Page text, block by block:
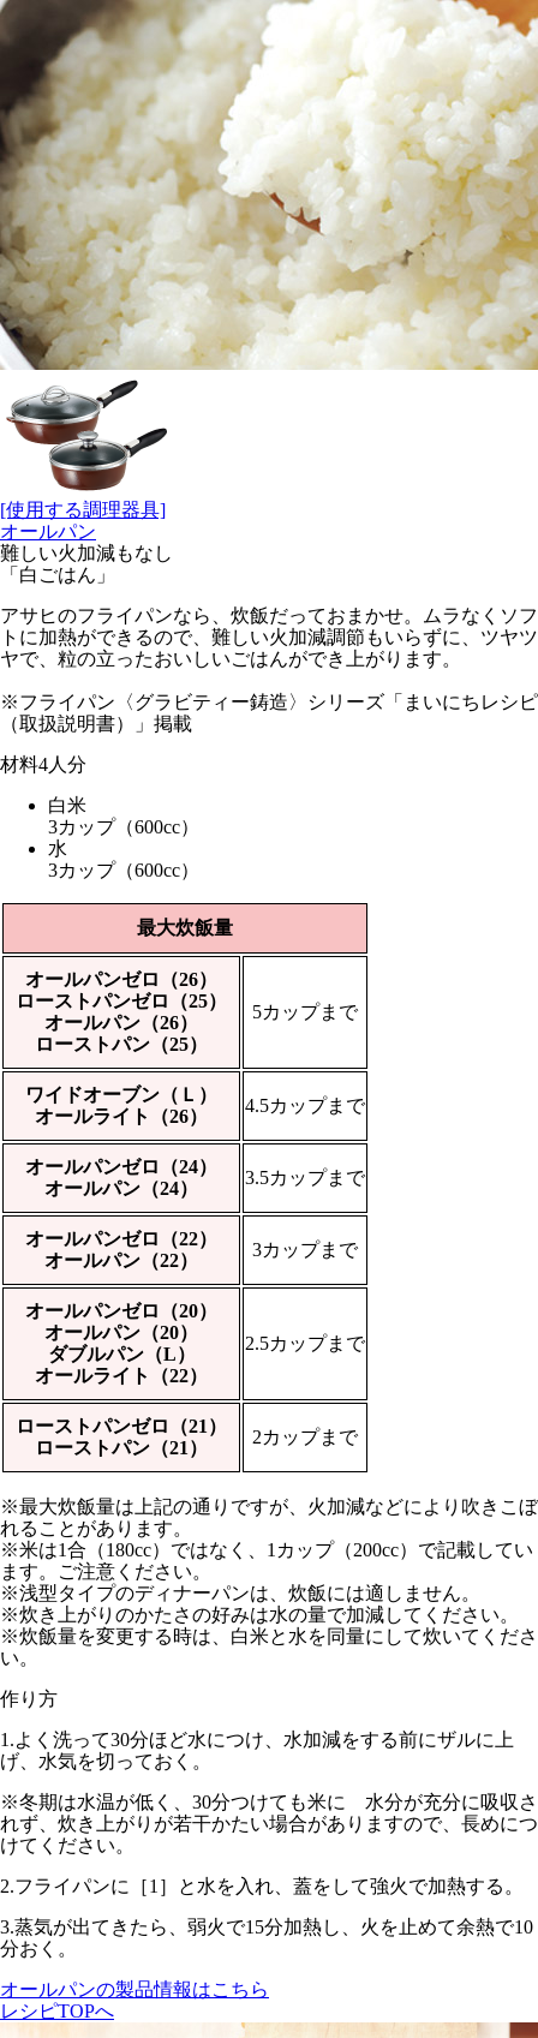
[使用する調理器具]
オールパン
難しい火加減もなし
「白ごはん」
アサヒのフライパンなら、炊飯だっておまかせ。ムラなくソフ
トに加熱ができるので、難しい火加減調節もいらずに、ツヤツ
ヤで、粒の立ったおいしいごはんができ上がります。
※フライパン〈グラビティー鋳造〉シリーズ「まいにちレシピ
（取扱説明書）」掲載
材料4人分
白米
3カップ（600cc）
水
3カップ（600cc）
最大炊飯量
オールパンゼロ（26）
ローストパンゼロ（25）
オールパン（26）
ローストパン（25）
5カップまで
ワイドオーブン（Ｌ）
オールライト（26）
4.5カップまで
オールパンゼロ（24）
オールパン（24）
3.5カップまで
オールパンゼロ（22）
オールパン（22）
3カップまで
オールパンゼロ（20）
オールパン（20）
ダブルパン（L）
オールライト（22）
2.5カップまで
ローストパンゼロ（21）
ローストパン（21）
2カップまで
※最大炊飯量は上記の通りですが、火加減などにより吹きこぼ
れることがあります。
※米は1合（180cc）ではなく、1カップ（200cc）で記載してい
ます。ご注意ください。
※浅型タイプのディナーパンは、炊飯には適しません。
※炊き上がりのかたさの好みは水の量で加減してください。
※炊飯量を変更する時は、白米と水を同量にして炊いてくださ
い。
作り方
1.よく洗って30分ほど水につけ、水加減をする前にザルに上
げ、水気を切っておく。
※冬期は水温が低く、30分つけても米に 水分が充分に吸収さ
れず、炊き上がりが若干かたい場合がありますので、長めにつ
けてください。
2.フライパンに［1］と水を入れ、蓋をして強火で加熱する。
3.蒸気が出てきたら、 弱火で15分加熱し、火を止めて余熱で10
分おく。
オールパンの製品情報はこちら
レシピTOPへ